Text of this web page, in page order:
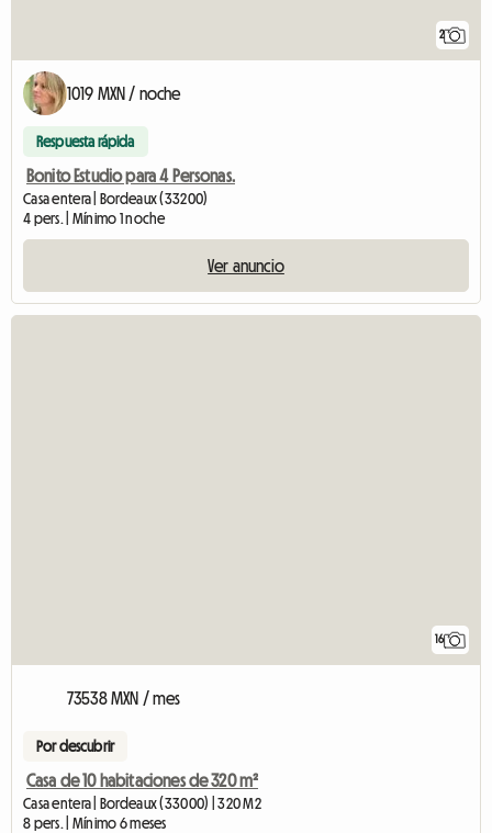
2
1019 MXN / noche
Respuesta rápida
Bonito Estudio para 4 Personas.
Casa entera | Bordeaux (33200)
4 pers. | Mínimo 1 noche
Ver anuncio
16
73538 MXN / mes
Por descubrir
Casa de 10 habitaciones de 320 m²
Casa entera | Bordeaux (33000) | 320 M2
8 pers. | Mínimo 6 meses